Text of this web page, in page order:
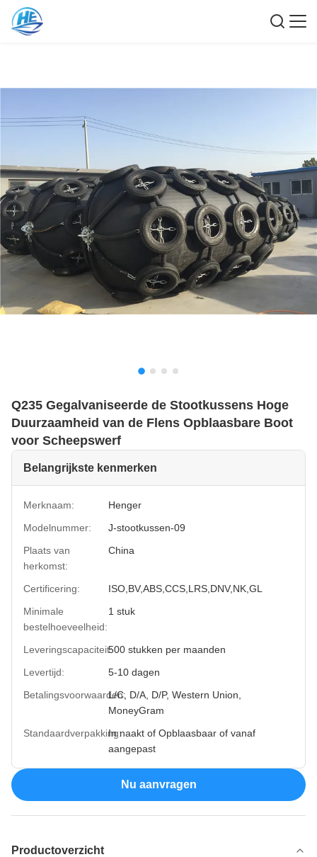
Q235 Gegalvaniseerde de Stootkussens Hoge
Duurzaamheid van de Flens Opblaasbare Boot
voor Scheepswerf
Belangrijkste kenmerken
Merknaam:
Henger
Modelnummer:
J-stootkussen-09
Plaats van
herkomst:
China
Certificering:
ISO,BV,ABS,CCS,LRS,DNV,NK,GL
Minimale
bestelhoeveelheid:
1 stuk
Leveringscapaciteit:500 stukken per maanden
Levertijd:
5-10 dagen
Betalingsvoorwaarden:L/C, D/A, D/P, Western Union,
MoneyGram
Standaardverpakking:In naakt of Opblaasbaar of vanaf
aangepast
Nu aanvragen
Productoverzicht